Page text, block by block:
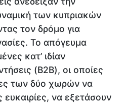
των κυπριακών
τον δρόμο για
Το απόγευμα
κατ’ ιδίαν
(B2B), οι οποίες
των δύο χωρών να
να εξετάσουν